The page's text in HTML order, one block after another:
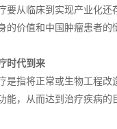
要从临床到实现产业化
的价值和中国肿瘤患者的
时代到来
是指将正常或生物工程
能，从而达到治疗疾病的